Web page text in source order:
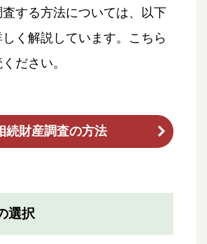
する方法については、以下
く解説しています。こちら
ださい。
続財産調査の方法
選択